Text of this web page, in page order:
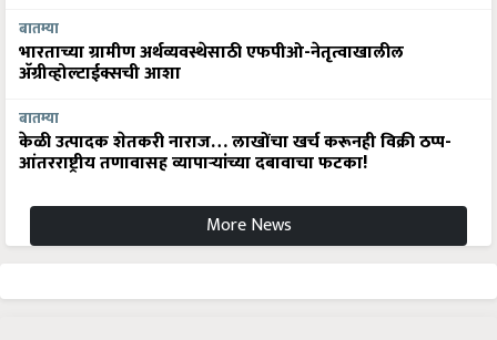
बातम्या
भारताच्या ग्रामीण अर्थव्यवस्थेसाठी एफपीओ-नेतृत्वाखालील
अ‍ॅग्रीव्होल्टाईक्सची आशा
बातम्या
केळी उत्पादक शेतकरी नाराज… लाखोंचा खर्च करूनही विक्री ठप्प-
आंतरराष्ट्रीय तणावासह व्यापाऱ्यांच्या दबावाचा फटका!
More News